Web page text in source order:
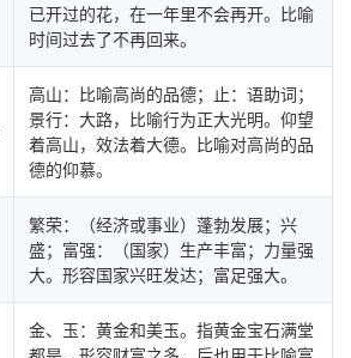
已开过的花，在一年里不会再开。比喻
时间过去了不再回来。
高山：比喻高尚的品德；止：语助词；
景行：大路，比喻行为正大光明。仰望
着高山，效法着大德。比喻对高尚的品
德的仰慕。
繁荣：（经济或事业）蓬勃发展；兴
盛；富强：（国家）生产丰富；力量强
大。形容国家兴旺发达；富足强大。
金、玉：黄金和美玉。指黄金宝石满堂